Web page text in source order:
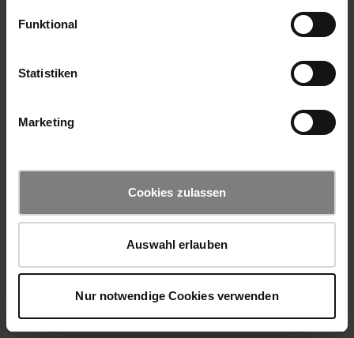
Funktional
Statistiken
Marketing
Cookies zulassen
Auswahl erlauben
Nur notwendige Cookies verwenden